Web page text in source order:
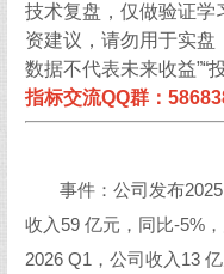
技术复盘，仅做验证学
资建议，请勿用于实盘
数据不代表未来收益”“
指标交流QQ群：
事件：公司发布
收入59 亿元，同比-5%
2026 Q1，公司收入13